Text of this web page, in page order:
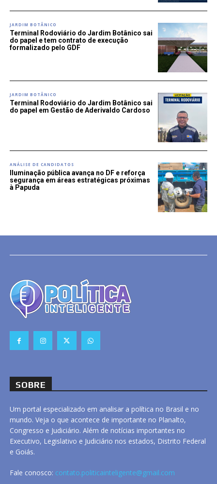
JARDIM BOTÂNICO
Terminal Rodoviário do Jardim Botânico sai
do papel e tem contrato de execução
formalizado pelo GDF
JARDIM BOTÂNICO
Terminal Rodoviário do Jardim Botânico sai
do papel em Gestão de Aderivaldo Cardoso
ANÁLISE DE CANDIDATOS
Iluminação pública avança no DF e reforça
segurança em áreas estratégicas próximas
à Papuda
SOBRE
Um portal especializado em analisar a política no Brasil e no
mundo. Veja o que acontece de importante no Planalto,
Congresso e Judiciário. Além de notícias importantes no
Executivo, Legislativo e Judiciário nos estados, Distrito Federal
e Goiás.
Fale conosco: contato.politicainteligente@gmail.com